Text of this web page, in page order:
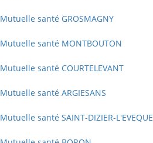
Mutuelle santé GROSMAGNY
Mutuelle santé MONTBOUTON
Mutuelle santé COURTELEVANT
Mutuelle santé ARGIESANS
Mutuelle santé SAINT-DIZIER-L'EVEQUE